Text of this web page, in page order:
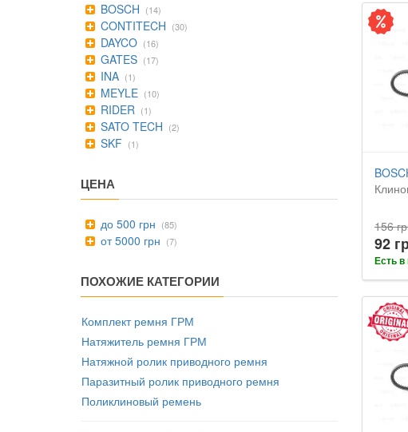
BOSCH (14)
CONTITECH (30)
DAYCO (16)
GATES (17)
INA (1)
MEYLE (10)
RIDER (1)
SATO TECH (2)
SKF (1)
ЦЕНА
до 500 грн (85)
от 5000 грн (7)
ПОХОЖИЕ КАТЕГОРИИ
Комплект ремня ГРМ
Натяжитель ремня ГРМ
Натяжной ролик приводного ремня
Паразитный ролик приводного ремня
Поликлиновый ремень
156
92
Есть